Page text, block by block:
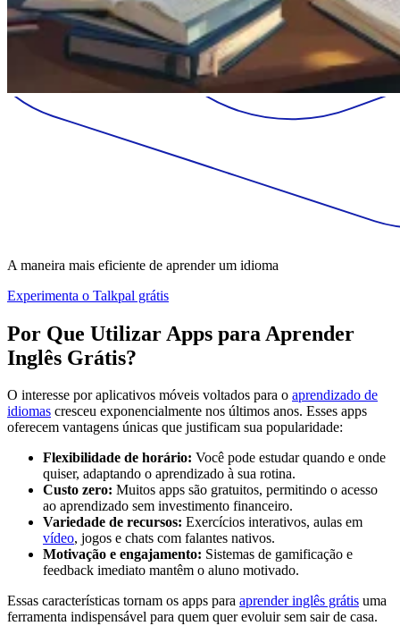
A maneira mais eficiente de aprender um idioma
Experimenta o Talkpal grátis
Por Que Utilizar Apps para Aprender
Inglês Grátis?
O interesse por aplicativos móveis voltados para o aprendizado de
idiomas cresceu exponencialmente nos últimos anos. Esses apps
oferecem vantagens únicas que justificam sua popularidade:
Flexibilidade de horário: Você pode estudar quando e onde
quiser, adaptando o aprendizado à sua rotina.
Custo zero: Muitos apps são gratuitos, permitindo o acesso
ao aprendizado sem investimento financeiro.
Variedade de recursos: Exercícios interativos, aulas em
vídeo, jogos e chats com falantes nativos.
Motivação e engajamento: Sistemas de gamificação e
feedback imediato mantêm o aluno motivado.
Essas características tornam os apps para aprender inglês grátis uma
ferramenta indispensável para quem quer evoluir sem sair de casa.